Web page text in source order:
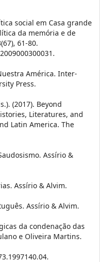
social em Casa grande
da memória e de
61-80.
América. Inter-
Press.
(2017). Beyond
Literatures, and
Latin America. The
Assírio &
Assírio & Alvim.
Assírio & Alvim.
da condenação das
e Oliveira Martins.